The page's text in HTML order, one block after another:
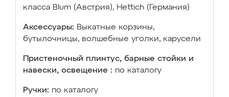
класса Blum (Австрия), Hettich (Германия)
Аксессуары: Выкатные корзины,
бутылочницы, волшебные уголки, карусели
Пристеночный плинтус, барные стойки и
навески, освещение : по каталогу
Ручки: по каталогу